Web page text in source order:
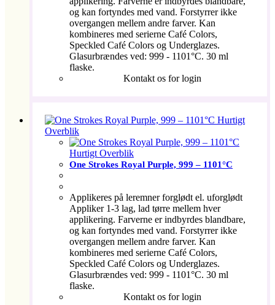
og kan fortyndes med vand. Forstyrrer ikke
overgangen mellem andre farver. Kan
kombineres med serierne Café Colors,
Speckled Café Colors og Underglazes.
Glasurbrændes ved: 999 - 1101°C. 30 ml
flaske.
Kontakt os for login
Hurtigt
Overblik
Hurtigt Overblik
One Strokes Royal Purple, 999 – 1101°C
Applikeres på leremner forglødt el. uforglødt
Appliker 1-3 lag, lad tørre mellem hver
applikering. Farverne er indbyrdes blandbare,
og kan fortyndes med vand. Forstyrrer ikke
overgangen mellem andre farver. Kan
kombineres med serierne Café Colors,
Speckled Café Colors og Underglazes.
Glasurbrændes ved: 999 - 1101°C. 30 ml
flaske.
Kontakt os for login